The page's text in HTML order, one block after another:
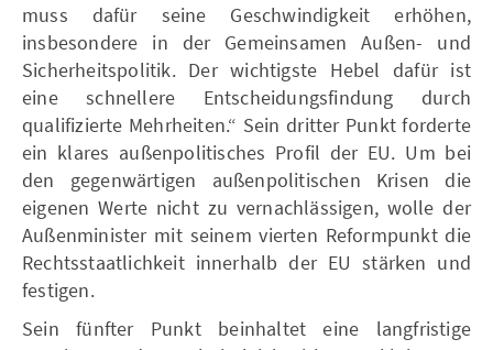
muss dafür seine Geschwindigkeit erhöhen,
insbesondere in der Gemeinsamen Außen- und
Sicherheitspolitik. Der wichtigste Hebel dafür ist
eine schnellere Entscheidungsfindung durch
qualifizierte Mehrheiten.“ Sein dritter Punkt forderte
ein klares außenpolitisches Profil der EU. Um bei
den gegenwärtigen außenpolitischen Krisen die
eigenen Werte nicht zu vernachlässigen, wolle der
Außenminister mit seinem vierten Reformpunkt die
Rechtsstaatlichkeit innerhalb der EU stärken und
festigen.
Sein fünfter Punkt beinhaltet eine langfristige